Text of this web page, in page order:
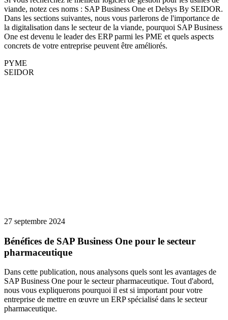
viande, notez ces noms : SAP Business One et Delsys By SEIDOR.
Dans les sections suivantes, nous vous parlerons de l'importance de
la digitalisation dans le secteur de la viande, pourquoi SAP Business
One est devenu le leader des ERP parmi les PME et quels aspects
concrets de votre entreprise peuvent être améliorés.
PYME
SEIDOR
27 septembre 2024
Bénéfices de SAP Business One pour le secteur
pharmaceutique
Dans cette publication, nous analysons quels sont les avantages de
SAP Business One pour le secteur pharmaceutique. Tout d'abord,
nous vous expliquerons pourquoi il est si important pour votre
entreprise de mettre en œuvre un ERP spécialisé dans le secteur
pharmaceutique.